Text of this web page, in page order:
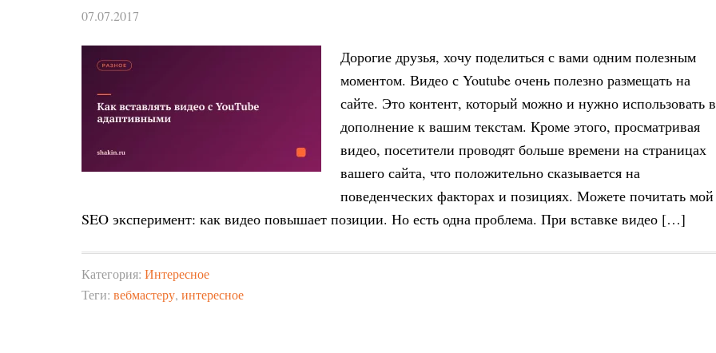
07.07.2017
Дорогие друзья, хочу поделиться с вами одним полезным
моментом. Видео с Youtube очень полезно размещать на
сайте. Это контент, который можно и нужно использовать в
дополнение к вашим текстам. Кроме этого, просматривая
видео, посетители проводят больше времени на страницах
вашего сайта, что положительно сказывается на
поведенческих факторах и позициях. Можете почитать мой
SEO эксперимент: как видео повышает позиции. Но есть одна проблема. При вставке видео […]
Категория: Интересное
Теги: вебмастеру, интересное